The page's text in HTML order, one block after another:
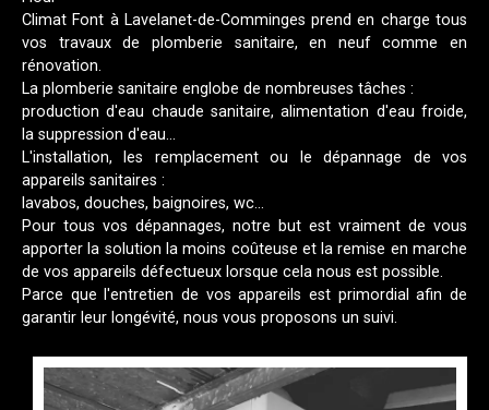
Climat Font à Lavelanet-de-Comminges prend en charge tous
vos travaux de plomberie sanitaire, en neuf comme en
rénovation.
La plomberie sanitaire englobe de nombreuses tâches :
production d'eau chaude sanitaire, alimentation d'eau froide,
la suppression d'eau...
L'installation, les remplacement ou le dépannage de vos
appareils sanitaires :
lavabos, douches, baignoires, wc...
Pour tous vos dépannages, notre but est vraiment de vous
apporter la solution la moins coûteuse et la remise en marche
de vos appareils défectueux lorsque cela nous est possible.
Parce que l'entretien de vos appareils est primordial afin de
garantir leur longévité, nous vous proposons un suivi.